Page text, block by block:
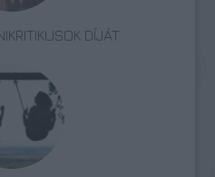
DÍJÁT